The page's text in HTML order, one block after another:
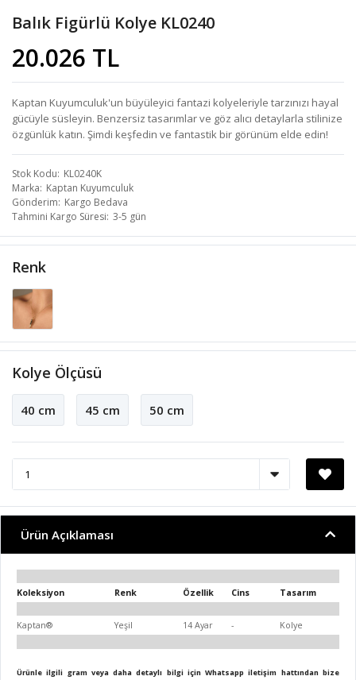
Balık Figürlü Kolye KL0240
20.026 TL
Kaptan Kuyumculuk'un büyüleyici fantazi kolyeleriyle tarzınızı hayal
gücüyle süsleyin. Benzersiz tasarımlar ve göz alıcı detaylarla stilinize
özgünlük katın. Şimdi keşfedin ve fantastik bir görünüm elde edin!
Stok Kodu KL0240K
Marka Kaptan Kuyumculuk
Gönderim Kargo Bedava
Tahmini Kargo Süresi 3-5 gün
Renk
Kolye Ölçüsü
40 cm 45 cm 50 cm
Ürün Açıklaması
Koleksiyon Renk Özellik Cins Tasarım
Kaptan® Yeşil 14 Ayar - Kolye
Ürünle ilgili gram veya daha detaylı bilgi için Whatsapp iletişim hattından bize